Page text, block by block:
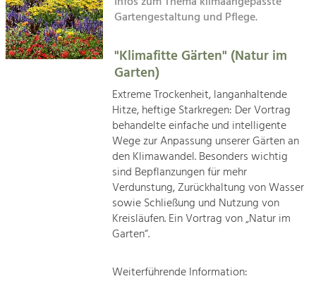
Kirchen am Fluss
Suche
Tourismus
Angebotsentwicklung und
Positionierung.
Kunst & Kultur
Handwerk, Wissenschaft und Forschung.
Soziales, Bildung &
Gleichberechtigung, Jugend und
Mobilität & Energie
Klimawandel, öffentlicher Verkehr und
Gartengestaltung und Pflege.
"Klimafitte Gärten" (Natur im
Garten)
Extreme Trockenheit, langanhaltende
Hitze, heftige Starkregen: Der Vortrag
behandelte einfache und intelligente
Wege zur Anpassung unserer Gärten an
den Klimawandel. Besonders wichtig
sind Bepflanzungen für mehr
Verdunstung, Zurückhaltung von Wasser
sowie Schließung und Nutzung von
Kreisläufen. Ein Vortrag von „Natur im
Garten“.
Weiterführende Information: